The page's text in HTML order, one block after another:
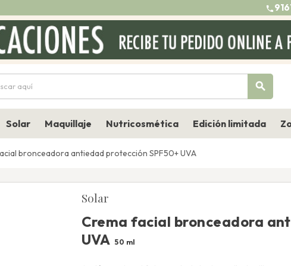
call
search
Solar Maquillaje Nutricosmética Edición limitada
bronceadora antiedad protección SPF50+ UVA
Solar
Crema facial bronceadora
UVA 50 ml